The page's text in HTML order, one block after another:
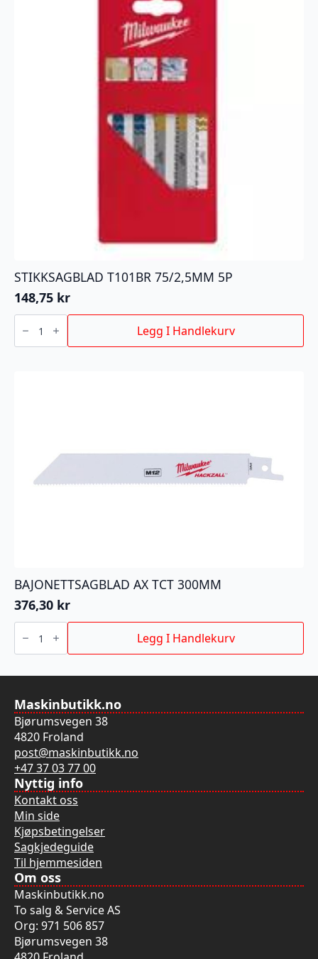
STIKKSAGBLAD T101BR 75/2,5MM 5P
148,75 kr
STIKKSAGBLAD
T101BR
75/2,5MM
5P
Legg I Handlekurv
BAJONETTSAGBLAD AX TCT 300MM
376,30 kr
BAJONETTSAGBLAD
AX
300MM
Legg I Handlekurv
Maskinbutikk.no
Bjørumsvegen 38
4820 Froland
post@maskinbutikk.no
+47 37 03 77 00
Nyttig info
Kontakt oss
Min side
Kjøpsbetingelser
Sagkjedeguide
Til hjemmesiden
Om oss
Maskinbutikk.no
To salg & Service AS
Org: 971 506 857
Bjørumsvegen 38